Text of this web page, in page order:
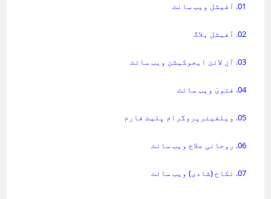
01. آفیشل ویب سائٹ
02. آفیشل بلاگ
03. آن لائن ایجوکیشن ویب سائٹ
04. فتویٰ ویب سائٹ
05. ویلفیئرپروگرام پلیٹ فارم
06. روحانی علاج ویب سائٹ
07. نکاح (شادی) ویب سائٹ